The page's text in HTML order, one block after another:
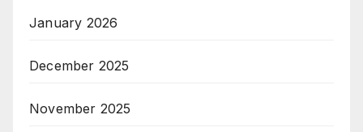
January 2026
December 2025
November 2025